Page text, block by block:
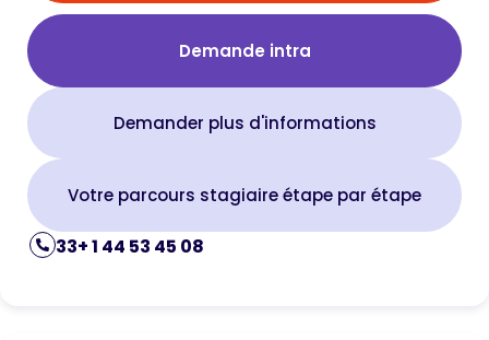
Demande intra
Demander plus d'informations
Votre parcours stagiaire étape par étape
33+ 1 44 53 45 08